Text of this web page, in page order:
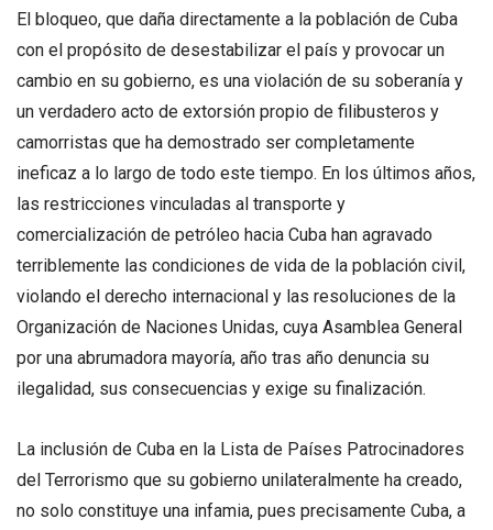
El bloqueo, que daña directamente a la población de Cuba
con el propósito de desestabilizar el país y provocar un
cambio en su gobierno, es una violación de su soberanía y
un verdadero acto de extorsión propio de filibusteros y
camorristas que ha demostrado ser completamente
ineficaz a lo largo de todo este tiempo. En los últimos años,
las restricciones vinculadas al transporte y
comercialización de petróleo hacia Cuba han agravado
terriblemente las condiciones de vida de la población civil,
violando el derecho internacional y las resoluciones de la
Organización de Naciones Unidas, cuya Asamblea General
por una abrumadora mayoría, año tras año denuncia su
ilegalidad, sus consecuencias y exige su finalización.
La inclusión de Cuba en la Lista de Países Patrocinadores
del Terrorismo que su gobierno unilateralmente ha creado,
no solo constituye una infamia, pues precisamente Cuba, a